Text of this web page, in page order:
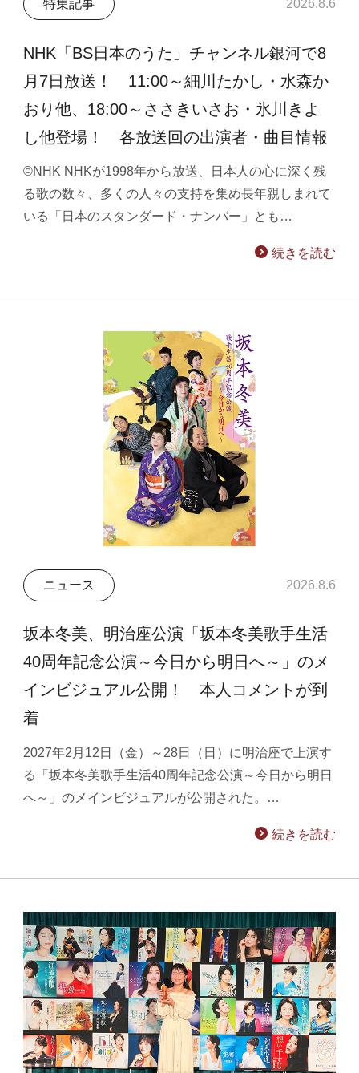
特集記事 2026.8.6
NHK「BS日本のうた」チャンネル銀河で8
月7日放送！ 11:00～細川たかし・水森か
おり他、18:00～ささきいさお・氷川きよ
し他登場！ 各放送回の出演者・曲目情報
©NHK NHKが1998年から放送、日本人の心に深く残
る歌の数々、多くの人々の支持を集め長年親しまれて
いる「日本のスタンダード・ナンバー」とも…
続きを読む
ニュース 2026.8.6
坂本冬美、明治座公演「坂本冬美歌手生活
40周年記念公演～今日から明日へ～」のメ
インビジュアル公開！ 本人コメントが到
着
2027年2月12日（金）～28日（日）に明治座で上演す
る「坂本冬美歌手生活40周年記念公演～今日から明日
へ～」のメインビジュアルが公開された。…
続きを読む